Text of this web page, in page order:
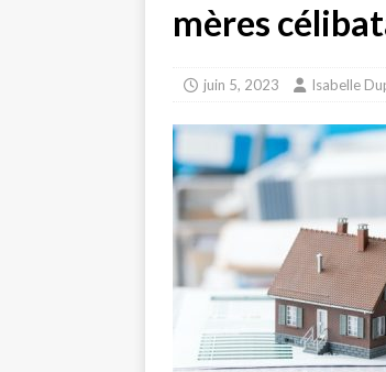
mères
juin 5, 2023 Isabelle